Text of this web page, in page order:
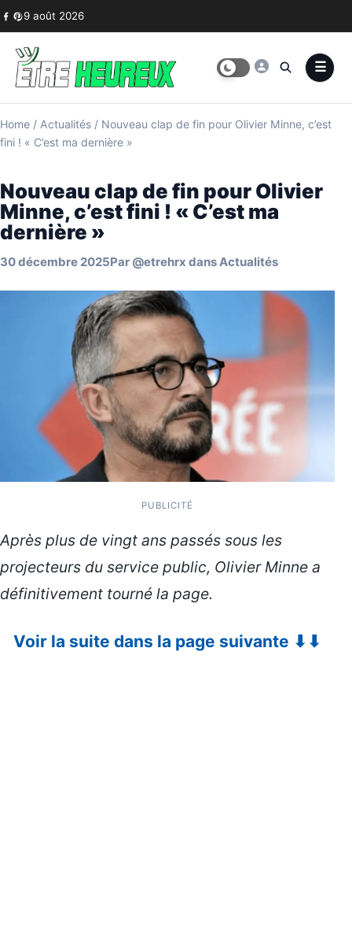
Skip to content
9 août 2026
Home / Actualités / Nouveau clap de fin pour Olivier Minne, c’est
fini ! « C’est ma dernière »
Nouveau clap de fin pour Olivier
Minne, c’est fini ! « C’est ma
dernière »
30 décembre 2025Par @etrehrx dansActualités
PUBLICITÉ
Après plus de vingt ans passés sous les
projecteurs du service public, Olivier Minne a
définitivement tourné la page.
Voir la suite dans la page suivante ⬇⬇